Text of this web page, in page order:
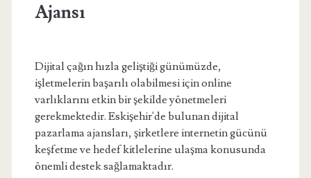
Ajansı
Dijital çağın hızla geliştiği günümüzde,
işletmelerin başarılı olabilmesi için online
varlıklarını etkin bir şekilde yönetmeleri
gerekmektedir. Eskişehir'de bulunan dijital
pazarlama ajansları, şirketlere internetin gücünü
keşfetme ve hedef kitlelerine ulaşma konusunda
önemli destek sağlamaktadır.